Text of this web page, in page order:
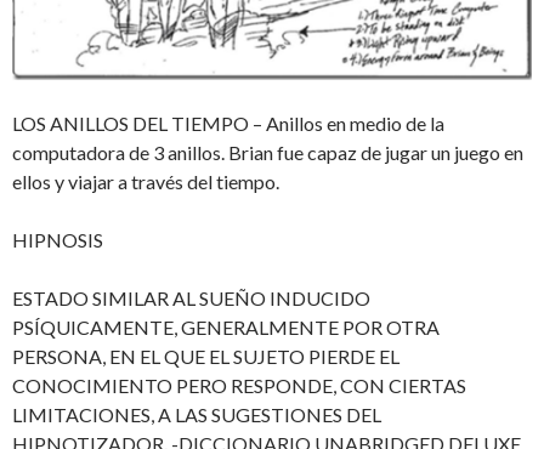
LOS ANILLOS DEL TIEMPO – Anillos en medio de la
computadora de 3 anillos. Brian fue capaz de jugar un juego en
ellos y viajar a través del tiempo.
HIPNOSIS
ESTADO SIMILAR AL SUEÑO INDUCIDO
PSÍQUICAMENTE, GENERALMENTE POR OTRA
PERSONA, EN EL QUE EL SUJETO PIERDE EL
CONOCIMIENTO PERO RESPONDE, CON CIERTAS
LIMITACIONES, A LAS SUGESTIONES DEL
HIPNOTIZADOR. -DICCIONARIO UNABRIDGED DELUXE